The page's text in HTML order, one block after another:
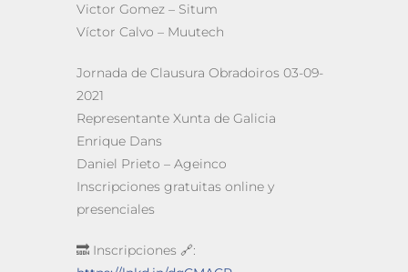
Victor Gomez – Situm
Víctor Calvo – Muutech
Jornada de Clausura Obradoiros 03-09-
2021
Representante Xunta de Galicia
Enrique Dans
Daniel Prieto – Ageinco
Inscripciones gratuitas online y
presenciales
🔜 Inscripciones 🔗: